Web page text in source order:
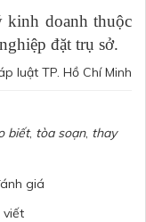
kinh doanh thuộc
đặt trụ sở.
luật TP. Hồ Chí Minh
biết, tòa soạn, thay
giá
viết